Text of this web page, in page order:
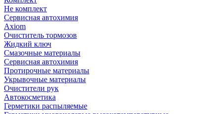
Не комплект
Сервисная автохимия
Axiom
Очиститель тормозов
Жидкий ключ
Смазочные материалы
Сервисная автохимия
Протирочные материалы
Укрывочные материалы
Очистители рук
Автокосметика
Герметики распыляемые